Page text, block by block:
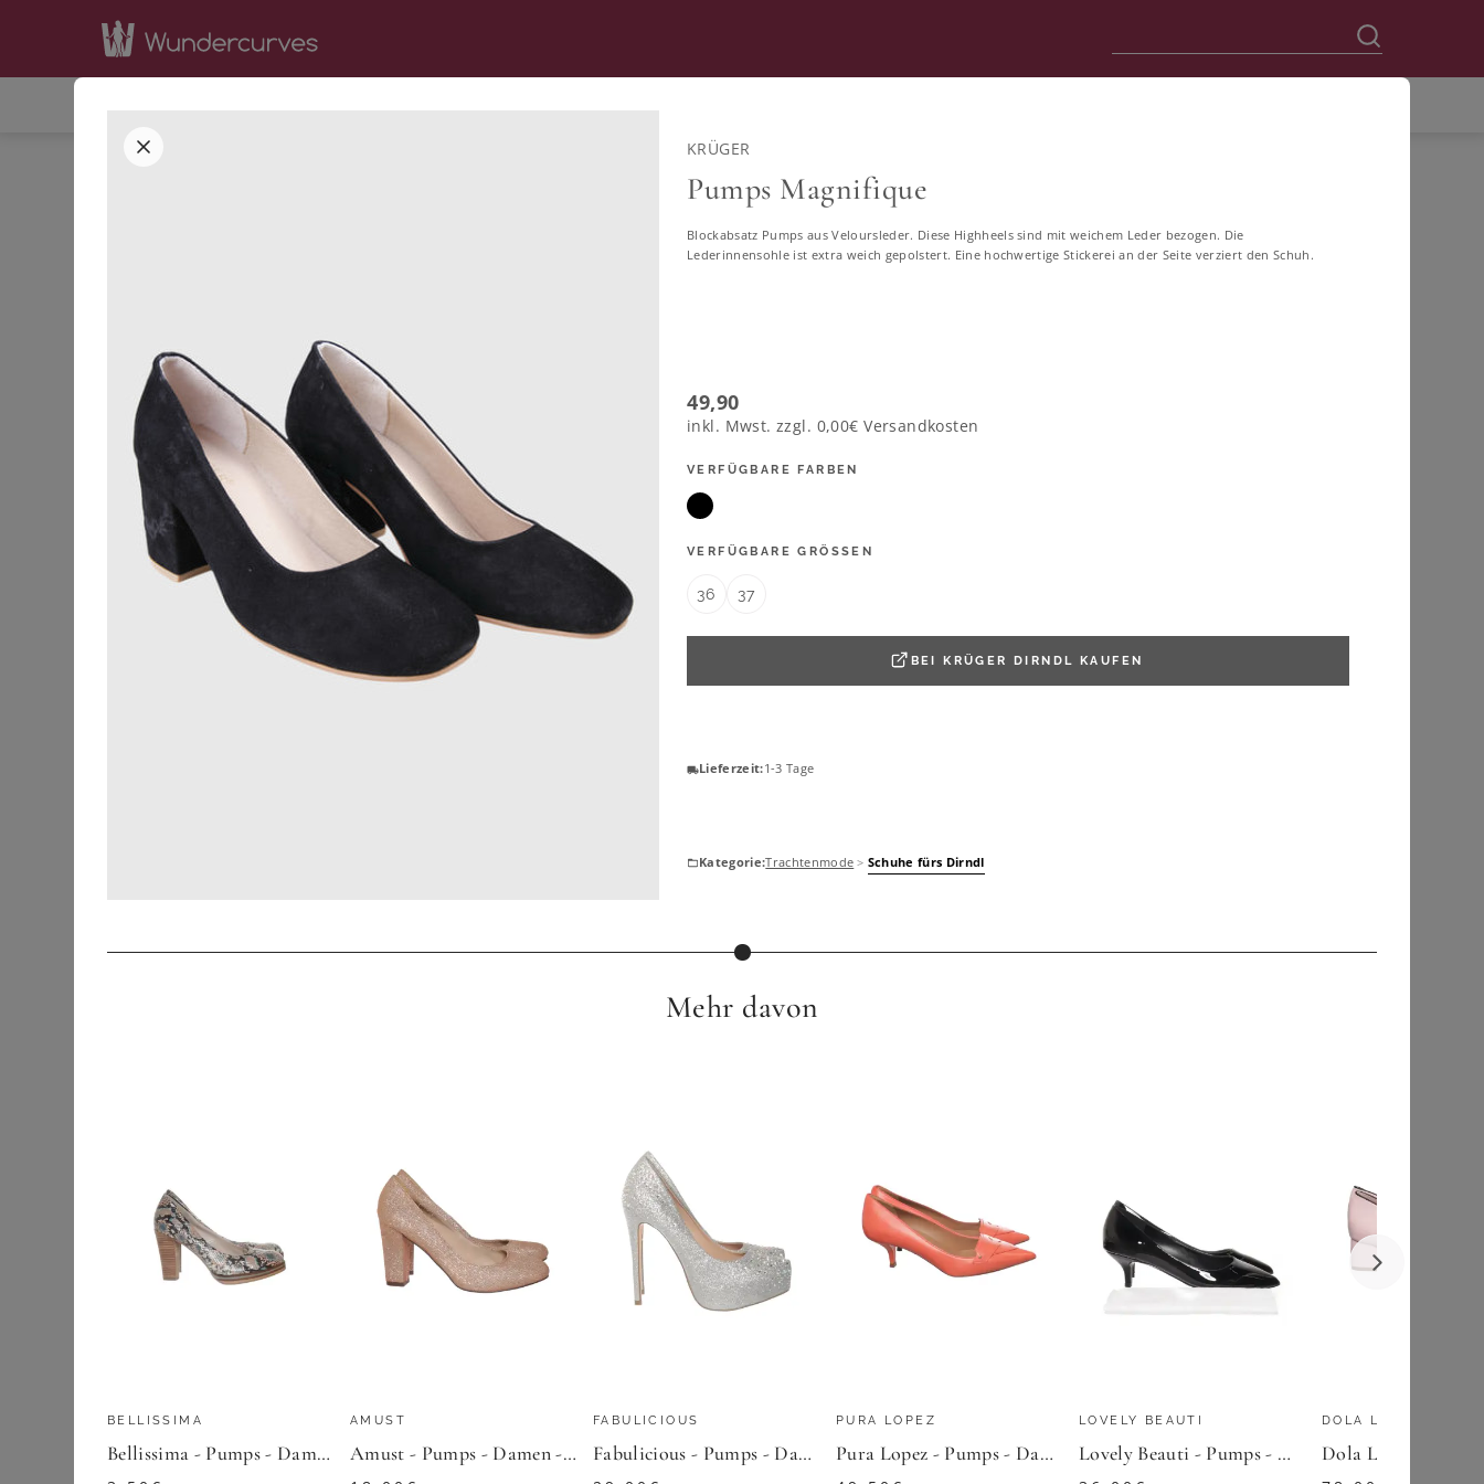
STARTSEITE
Schuhe zum Dirndl
KATEGORIEN
Accessoires
Bademode &
Strandkleidung
Beauty
Blusen & Tuniken
Dirndlblusen
Dirndlschürzen
hosen
SORTIERUNG
KRÜGER KRÜGER
49,90€
HIRSCHKOGEL
KRÜGER
Pumps Magnifique
Blockabsatz Pumps aus Veloursleder. Diese Highheels sind mit weichem Leder bezogen. Die
Lederinnensohle ist extra weich gepolstert. Eine hochwertige Stickerei an der Seite verziert den Schuh.
49,90
inkl. Mwst. zzgl. 0,00€ Versandkosten
VERFÜGBARE FARBEN
VERFÜGBARE GRÖSSEN
36 37
BEIKRÜGER DIRNDL KAUFEN
Lieferzeit:1-3 Tage
Kategorie:Trachtenmode > Schuhe fürs Dirndl
Mehr davon
BELLISSIMA
Bellissima - Pumps - Damen - Größe: 37 - Mehrfarbig
AMUST
Amust - Pumps - Damen - Größe: 40 - Gold
FABULICIOUS
Fabulicious - Pumps - Damen - Größe: 40 - Silber
PURA LOPEZ
Pura Lopez - Pumps - Damen - Größe: 38 - Orange
LOVELY BEAUTI
Lovely Beauti - Pumps - Damen - Größe: 43 - Schwarz
DOLA LOVELY